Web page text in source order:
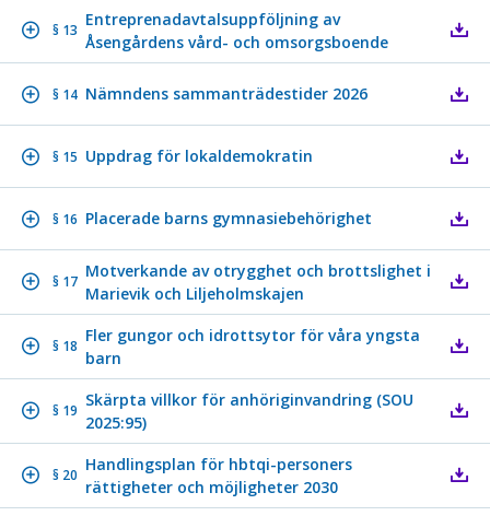
§ 13
Entreprenadavtalsuppföljning av
Åsengårdens vård- och omsorgsboende
§ 14 Nämndens sammanträdestider 2026
§ 15 Uppdrag för lokaldemokratin
§ 16 Placerade barns gymnasiebehörighet
§ 17
Motverkande av otrygghet och brottslighet i
Marievik och Liljeholmskajen
§ 18
Fler gungor och idrottsytor för våra yngsta
barn
§ 19
Skärpta villkor för anhöriginvandring (SOU
2025:95)
§ 20
Handlingsplan för hbtqi-personers
rättigheter och möjligheter 2030